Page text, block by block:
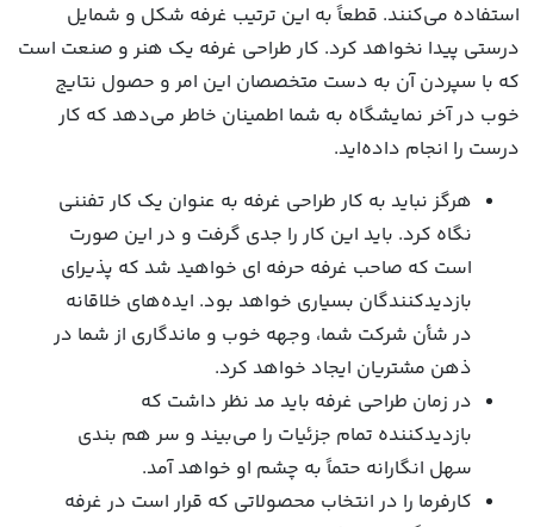
استفاده می‌کنند. قطعاً به این ترتیب غرفه شکل و شمایل
درستی پیدا نخواهد کرد. کار طراحی غرفه یک هنر و صنعت است
که با سپردن آن به دست متخصصان این امر و حصول نتایج
خوب در آخر نمایشگاه به شما اطمینان خاطر می‌دهد که کار
درست را انجام داده‌اید.
هرگز نباید به کار طراحی غرفه به عنوان یک کار تفننی
نگاه کرد. باید این کار را جدی گرفت و در این صورت
است که صاحب غرفه‌ حرفه ای خواهید شد که پذیرای
بازدیدکنندگان بسیاری خواهد بود. ایده‌های خلاقانه
در شأن شرکت شما، وجهه خوب و ماندگاری از شما در
ذهن مشتریان ایجاد خواهد کرد.
در زمان طراحی غرفه باید مد نظر داشت که
بازدیدکننده تمام جزئیات را می‌بیند و سر هم بندی
سهل‌ انگارانه حتماً به چشم او خواهد آمد.
کارفرما را در انتخاب محصولاتی که قرار است در غرفه